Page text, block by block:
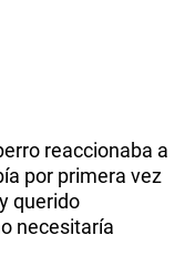
reaccionaba a
por primera vez
querido
necesitaría